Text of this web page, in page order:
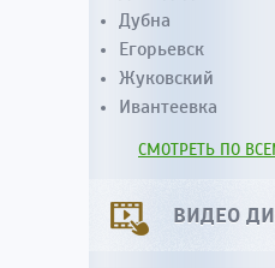
Дубна
Егорьевск
Жуковский
Ивантеевка
СМОТРЕТЬ ПО
ВИДЕО